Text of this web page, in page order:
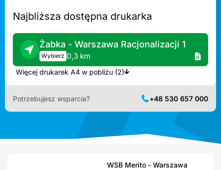
Najbliższa dostępna drukarka
Żabka - Warszawa Racjonalizacji 1
Wybierz 0,3 km
Więcej drukarek A4 w pobliżu (2)
Potrzebujesz wsparcia? +48 530 657 000
WSB Merito - Warszawa